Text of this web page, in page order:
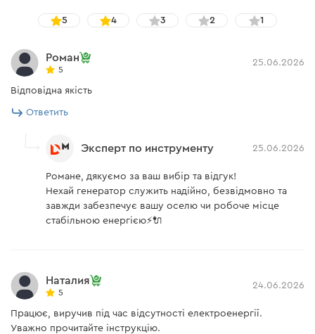
5 4 3 2 1
Роман
5
25.06.2026
Відповідна якість
Ответить
Эксперт по инструменту 25.06.2026
Романе, дякуємо за ваш вибір та відгук!
Нехай генератор служить надійно, безвідмовно та
завжди забезпечує вашу оселю чи робоче місце
стабільною енергією⚡🔌
Наталия
5
24.06.2026
Працює, виручив під час відсутності електроенергії.
Уважно прочитайте інструкцію.